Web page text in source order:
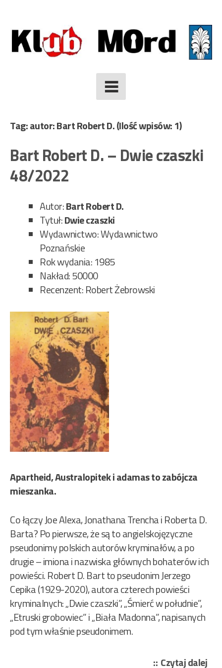
to
content
Tag: autor: Bart Robert D.(Ilość wpisów: 1)
Bart Robert D. – Dwie czaszki
48/2022
Autor:Bart Robert D.
Tytuł:Dwie czaszki
Wydawnictwo: Wydawnictwo
Poznańskie
Rok wydania: 1985
Nakład: 50000
Recenzent: Robert Żebrowski
Apartheid, Australopitek i adamas to zabójcza
mieszanka.
Co łączy Joe Alexa, Jonathana Trencha i Roberta D.
Barta? Po pierwsze, że są to angielskojęzyczne
pseudonimy polskich autorów kryminałów, a po
drugie – imiona i nazwiska głównych bohaterów ich
powieści. Robert D. Bart to pseudonim Jerzego
Cepika (1929-2020), autora czterech powieści
kryminalnych: „Dwie czaszki”, „Śmierć w południe”,
„Etruski grobowiec” i „Biała Madonna”, napisanych
pod tym właśnie pseudonimem.
Czytaj dalej